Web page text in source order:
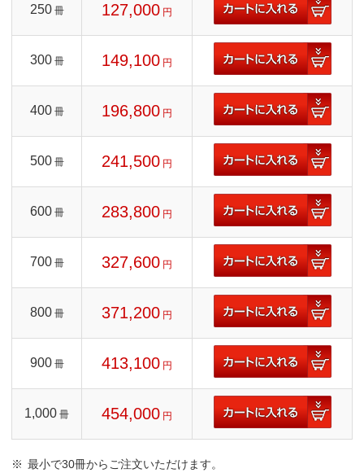
250 冊 127,000 円
300 冊 149,100 円
400 冊 196,800 円
500 冊 241,500 円
600 冊 283,800 円
700 冊 327,600 円
800 冊 371,200 円
900 冊 413,100 円
1,000 冊 454,000 円
最小で30冊からご注文いただけます。